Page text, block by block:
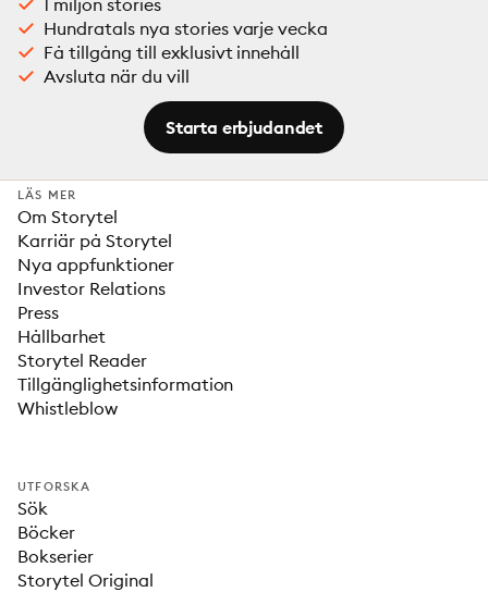
1 miljon stories
Hundratals nya stories varje vecka
Få tillgång till exklusivt innehåll
Avsluta när du vill
Starta erbjudandet
LÄS MER
Om Storytel
Karriär på Storytel
Nya appfunktioner
Investor Relations
Press
Hållbarhet
Storytel Reader
Tillgänglighetsinformation
Whistleblow
UTFORSKA
Sök
Böcker
Bokserier
Storytel Original